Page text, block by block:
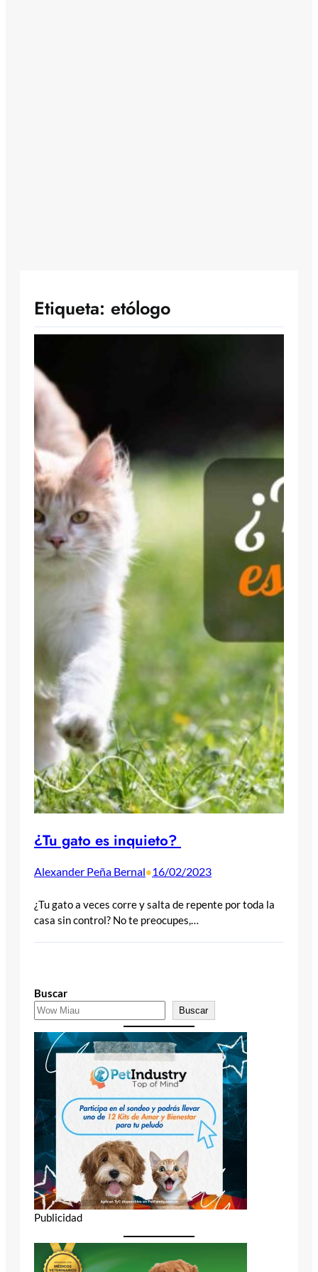
Etiqueta: etólogo
¿Tu gato es inquieto?
Alexander Peña Bernal•16/02/2023
¿Tu gato a veces corre y salta de repente por toda la
casa sin control? No te preocupes,…
Buscar
Buscar
Publicidad